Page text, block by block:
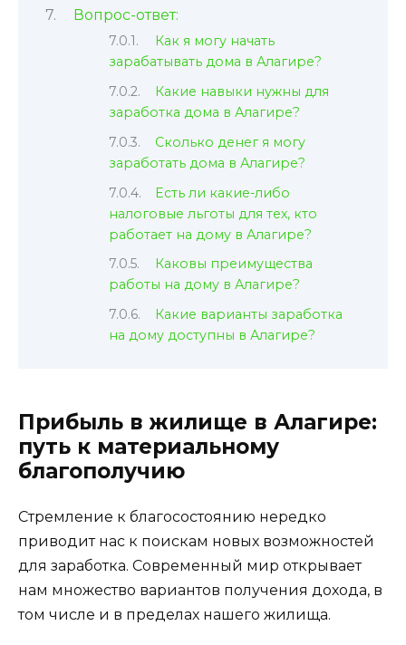
Вопрос-ответ:
Как я могу начать
зарабатывать дома в Алагире?
Какие навыки нужны для
заработка дома в Алагире?
Сколько денег я могу
заработать дома в Алагире?
Есть ли какие-либо
налоговые льготы для тех, кто
работает на дому в Алагире?
Каковы преимущества
работы на дому в Алагире?
Какие варианты заработка
на дому доступны в Алагире?
Прибыль в жилище в Алагире:
путь к материальному
благополучию
Стремление к благосостоянию нередко
приводит нас к поискам новых возможностей
для заработка. Современный мир открывает
нам множество вариантов получения дохода, в
том числе и в пределах нашего жилища.